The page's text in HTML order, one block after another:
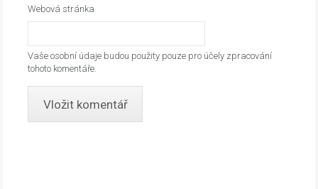
Webová stránka
Vaše osobní údaje budou použity pouze pro účely zpracování
tohoto komentáře.